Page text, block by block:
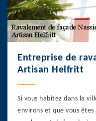
Entreprise de
Artisan Helfritt
Si vous habitez dans la
environs et que vous